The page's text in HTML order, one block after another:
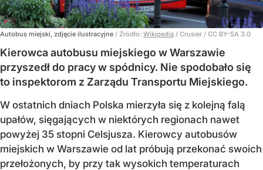
Autobus miejski, zdjęcie ilustracyjne / Źródło: Wikipedia / Crusier / CC BY-SA 3.0
Kierowca autobusu miejskiego w Warszawie
przyszedł do pracy w spódnicy. Nie spodobało się
to inspektorom z Zarządu Transportu Miejskiego.
W ostatnich dniach Polska mierzyła się z kolejną falą
upałów, sięgających w niektórych regionach nawet
powyżej 35 stopni Celsjusza. Kierowcy autobusów
miejskich w Warszawie od lat próbują przekonać swoich
przełożonych, by przy tak wysokich temperaturach